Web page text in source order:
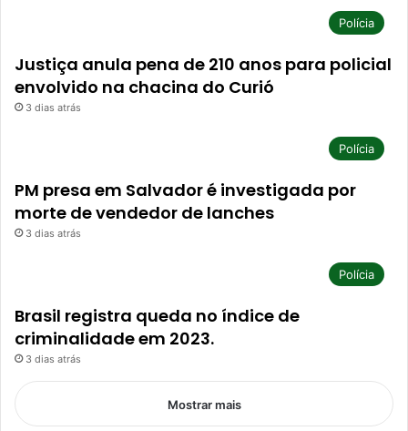
Polícia
Justiça anula pena de 210 anos para policial
envolvido na chacina do Curió
3 dias atrás
Polícia
PM presa em Salvador é investigada por
morte de vendedor de lanches
3 dias atrás
Polícia
Brasil registra queda no índice de
criminalidade em 2023.
3 dias atrás
Mostrar mais